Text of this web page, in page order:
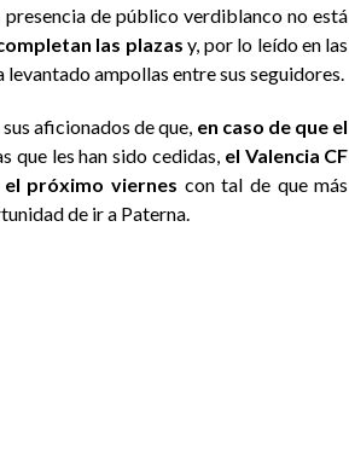
de público verdiblanco no está
las plazas y, por lo leído en las
ampollas entre sus seguidores.
aficionados de que, en caso de que el
que les han sido cedidas, el Valencia CF
próximo viernes con tal de que más
de ir a Paterna.